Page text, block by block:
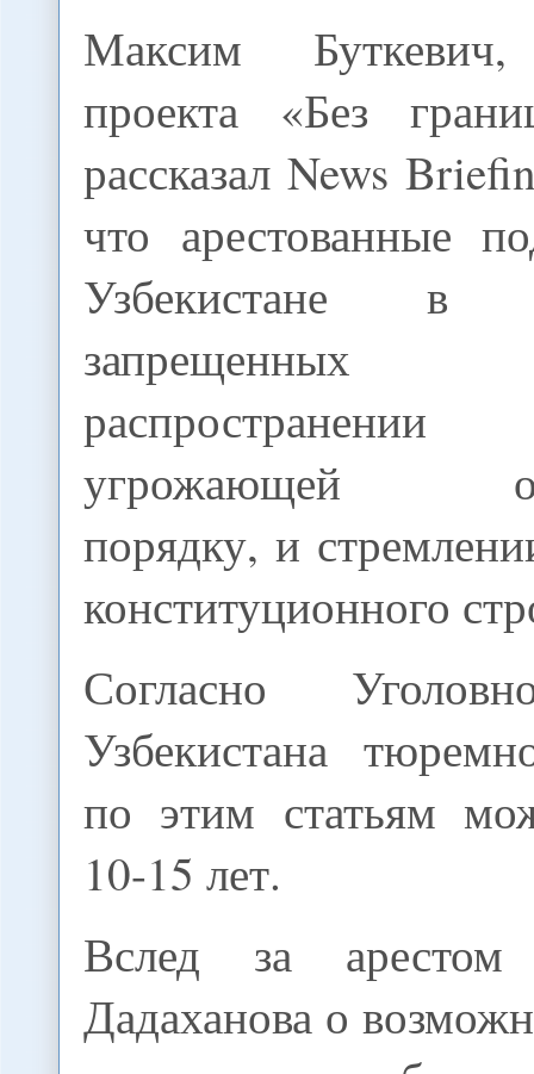
Максим Буткевич,
проекта «Без
рассказал News
что арестованные
Узбекистане
запрещенных
распространении
угрожающей
порядку, и
конституционного
Согласно
Узбекистана
по этим статьям
10-15 лет.
Вслед за
Дадаханова о